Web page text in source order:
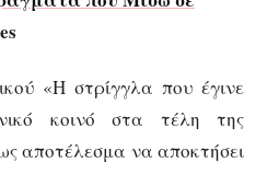
«Η στρίγγλα που έγινε
κοινό στα τέλη της
αποτέλεσμα να αποκτήσει